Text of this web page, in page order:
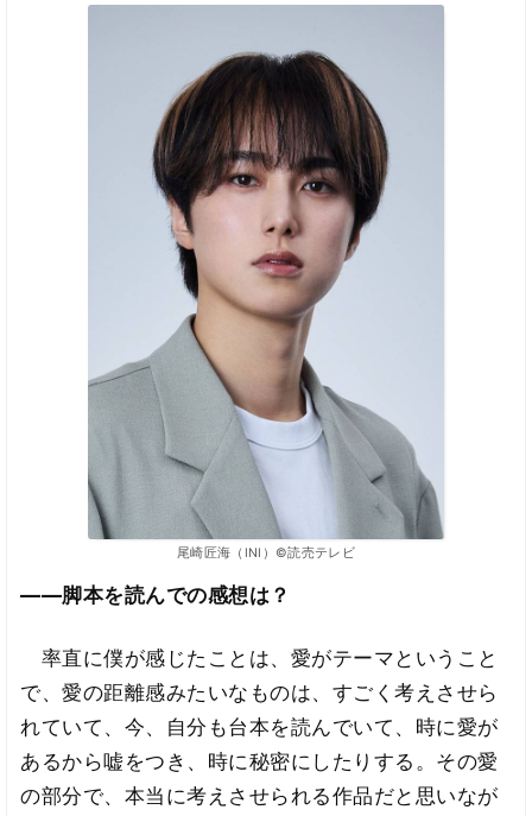
尾崎匠海（INI）©読売テレビ
――脚本を読んでの感想は？
率直に僕が感じたことは、愛がテーマということ
で、愛の距離感みたいなものは、すごく考えさせら
れていて、今、自分も台本を読んでいて、時に愛が
あるから嘘をつき、時に秘密にしたりする。その愛
の部分で、本当に考えさせられる作品だと思いなが